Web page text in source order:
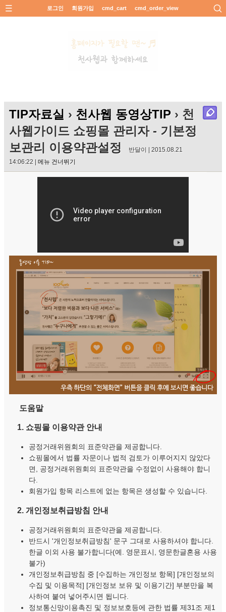
로그인 회원가입 cmd_cart cmd_order_view
TIP자료실 › 천사웹 동영상TIP › 천
사웹가이드 쇼핑몰 관리자 - 기본정
보관리 이용약관설정
반달이 | 2015.08.21
14:06:22 | 메뉴 건너뛰기
도움말
1. 쇼핑몰 이용약관 안내
공정거래위원회의 표준약관을 제공합니다.
쇼핑몰에서 법률 자문이나 법적 검토가 이루어지지 않았다
면, 공정거래위원회의 표준약관을 수정없이 사용해야 합니
다.
회원가입 항목 리스트에 없는 항목은 생성할 수 있습니다.
2. 개인정보취급방침 안내
공정거래위원회의 표준약관을 제공합니다.
반드시 '개인정보취급방침' 문구 그대로 사용하셔야 합니다.
한글 이외 사용 불가합니다(예. 영문표시, 영문한글혼용 사용
불가)
개인정보취급방침 중 [수집하는 개인정보 항목] [개인정보의
수집 및 이용목적] [개인정보 보유 및 이용기간] 부분만을 복
사하여 붙여 넣어주시면 됩니다.
정보통신망이용촉진 및 정보보호등에 관한 법률 제31조 제1